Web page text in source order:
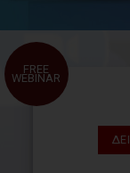
FREE
WEBINAR